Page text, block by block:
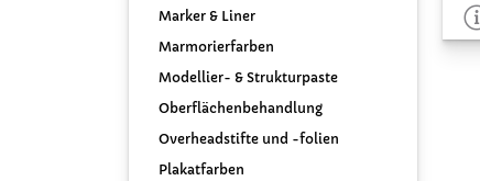
Marker & Liner
Marmorierfarben
Modellier- & Strukturpaste
Oberflächenbehandlung
Overheadstifte und -folien
Plakatfarben